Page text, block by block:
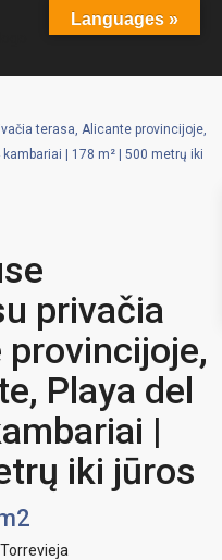
terasa, Alicante provincijoje,
| 178 m² | 500 metrų iki
privačia
Playa del
|
iki jūros
Torrevieja
Languages »